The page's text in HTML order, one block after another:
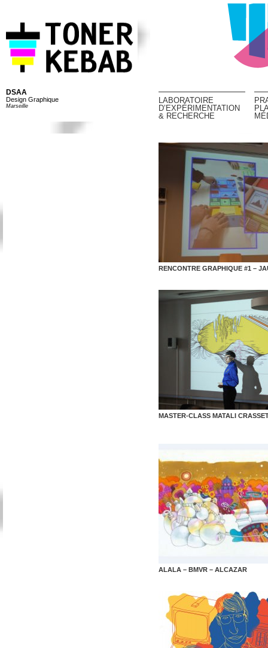
DSAA
Design Graphique
Marseille
LABORATOIRE
D’EXPÉRIMENTATION
& RECHERCHE
RENCONTRE GRAPHIQUE #1 –
MASTER-CLASS MATALI
ALALA – BMVR – ALCAZAR